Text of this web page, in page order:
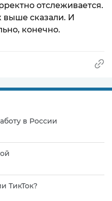
отслеживается.
выше сказали. И
конечно.
в России
ТикТок?